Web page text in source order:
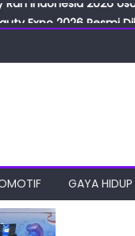
Expo 2026 Resmi
Run Indonesia 2026
GAYA HIDUP